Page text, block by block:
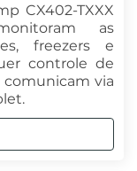
CX402-TXXX
as
freezers e
controle de
comunicam via